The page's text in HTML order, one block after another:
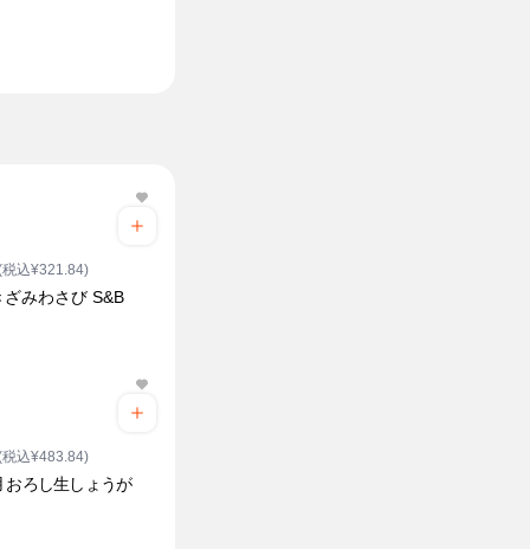
税込¥321.84)
ざみわさび S&B
税込¥483.84)
おろし生しょうが